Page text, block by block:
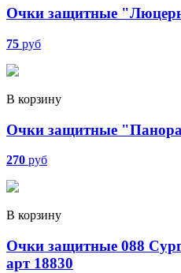
Очки защитные
75 руб
В корзину
Очки защитные
270 руб
В корзину
Очки защитные 088
арт 18830